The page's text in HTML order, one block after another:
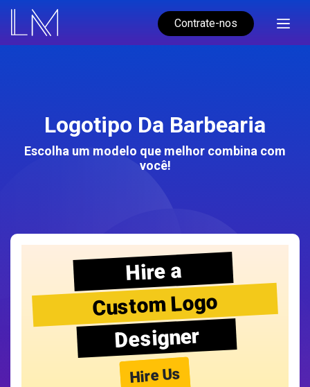
Contrate-nos
Logotipo Da Barbearia
Escolha um modelo que melhor combina com
você!
Hire a
Custom Logo
Designer
Hire Us